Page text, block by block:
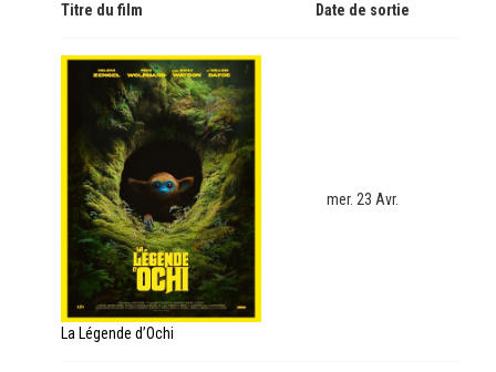
Titre du film Date de sortie
La Légende d’Ochi
mer. 23 Avr.